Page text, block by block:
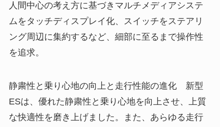
人間中心の考え方に基づきマルチメディアシステ
ムをタッチディスプレイ化、スイッチをステアリ
ング周辺に集約するなど、細部に至るまで操作性
を追求。
静粛性と乗り心地の向上と走行性能の進化 新型
ESは、優れた静粛性と乗り心地を向上させ、上質
な快適性を磨き上げました。また、あらゆる走行